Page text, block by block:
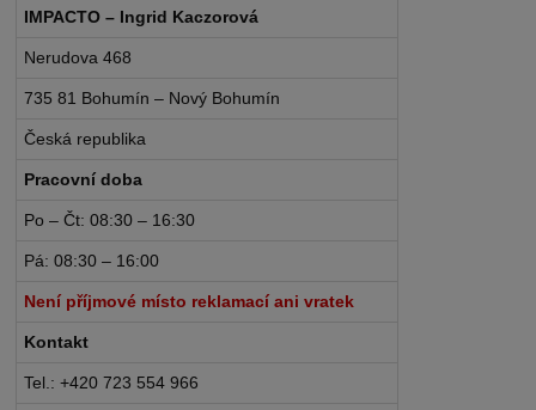
IMPACTO – Ingrid Kaczorová
Nerudova 468
735 81 Bohumín – Nový Bohumín
Česká republika
Pracovní doba
Po – Čt: 08:30 – 16:30
Pá: 08:30 – 16:00
Není příjmové místo reklamací ani vratek
Kontakt
Tel.: +420 723 554 966